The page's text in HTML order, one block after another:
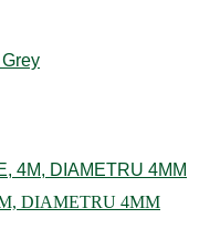
DIAMETRU 4MM